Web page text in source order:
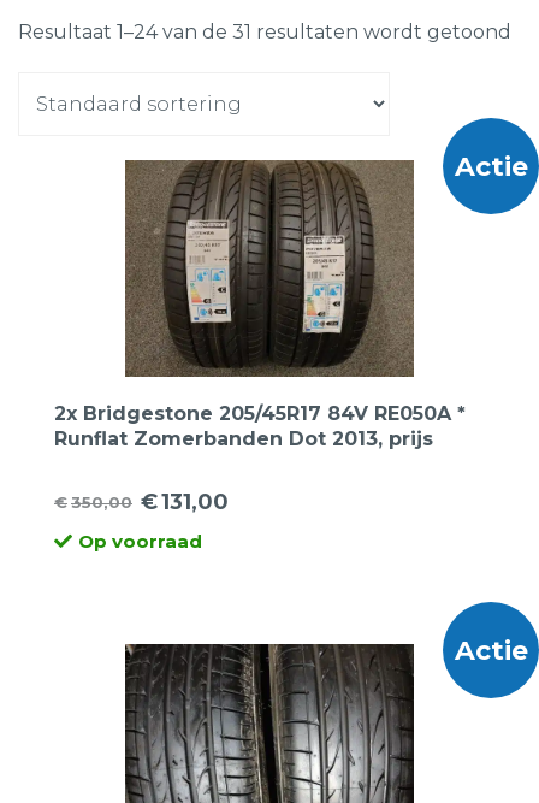
Resultaat 1–24 van de 31 resultaten wordt getoond
Actie
2x Bridgestone 205/45R17 84V RE050A *
Runflat Zomerbanden Dot 2013, prijs
€350,00
Oorspronkelijke
prijs
€131,00
Huidige
prijsOp voorraad
Actie